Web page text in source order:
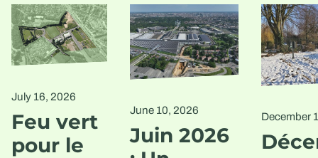
July 16, 2026
Feu vert
pour le
June 10, 2026
Juin 2026
December